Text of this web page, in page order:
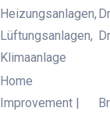
Heizungsanlagen,
Lüftungsanlagen,
Klimaanlage
Home
Improvement |